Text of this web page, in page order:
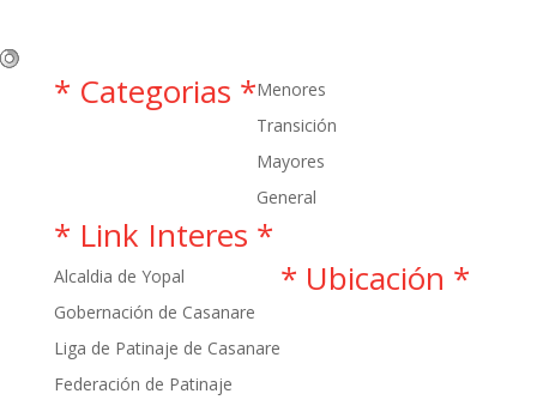
* Categorias *Menores
Transición
Mayores
General
* Link Interes *
Alcaldia de Yopal
Gobernación de Casanare
Liga de Patinaje de Casanare
Federación de Patinaje
* Ubicación *